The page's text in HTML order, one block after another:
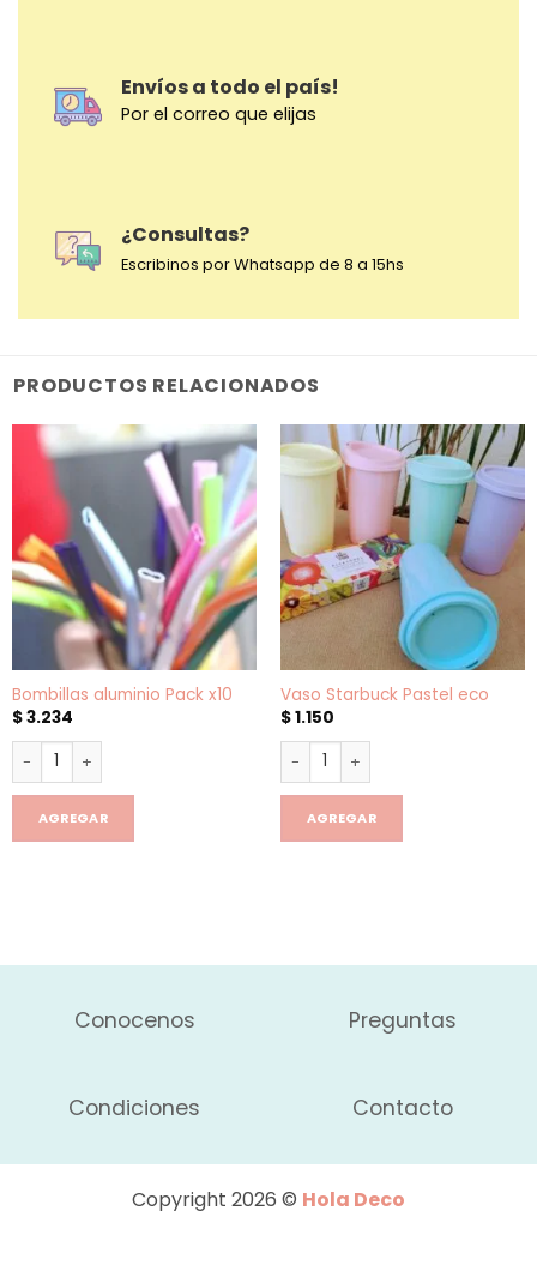
Envíos a todo el país!
Por el correo que elijas
¿Consultas?
Escribinos por Whatsapp de 8 a 15hs
PRODUCTOS RELACIONADOS
Bombillas aluminio Pack x10
$3.234
Bombillas aluminio Pack x10 cantidad
AGREGAR
Vaso Starbuck Pastel eco
$1.150
Vaso Starbuck Pastel eco
AGREGAR
Conocenos Preguntas
Condiciones Contacto
Copyright 2026 © Hola Deco